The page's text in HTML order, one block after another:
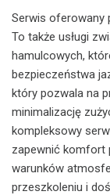
Serwis oferowany
To także usługi
hamulcowych,
bezpieczeństwa
który pozwala na
minimalizację
kompleksowy
zapewnić komfort
warunków
przeszkoleniu i